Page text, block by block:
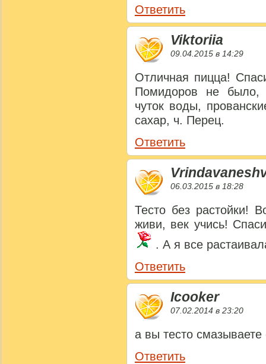
Ответить
Viktoriia
09.04.2015 в 14:29
Отличная пицца!
Помидоров не было,
чуток воды,
сахар, ч. Перец.
Ответить
06.03.2015 в 18:28
Тесто без растойки!
живи, век учись!
. А я все
Ответить
Icooker
07.02.2014 в 23:20
а вы тесто
Ответить